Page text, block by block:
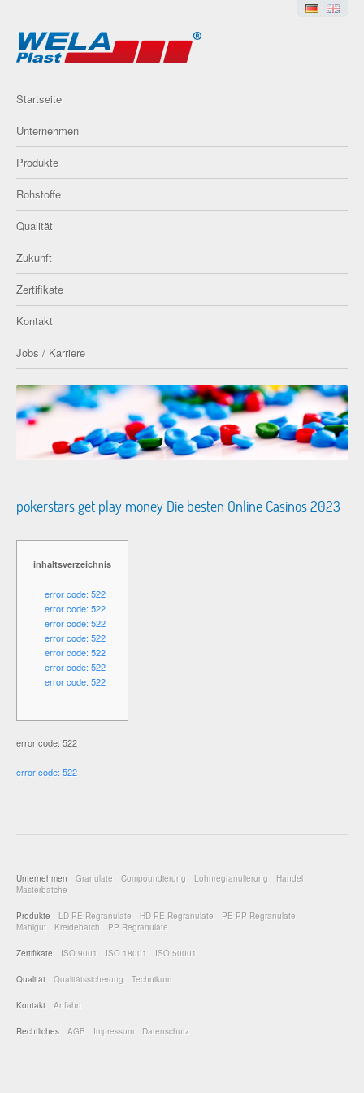
Startseite
Unternehmen
Produkte
Rohstoffe
Qualität
Zukunft
Zertifikate
Kontakt
Jobs / Karriere
pokerstars get play money Die besten Online Casinos 2023
inhaltsverzeichnis
error code: 522
error code: 522
error code: 522
error code: 522
error code: 522
error code: 522
error code: 522
error code: 522
error code: 522
Unternehmen Granulate Compoundierung Lohnregranulierung
Handel
Masterbatche
Produkte LD-PE Regranulate HD-PE Regranulate
PE-PP Regranulate
Mahlgut
Kreidebatch PP Regranulate
Zertifikate ISO 9001 ISO 18001 ISO 50001
Qualität Qualitätssicherung Technikum
Kontakt Anfahrt
Rechtliches AGB Impressum Datenschutz